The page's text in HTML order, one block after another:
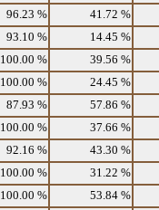
96.23 % 41.72 %
93.10 % 14.45 %
100.00 % 39.56 %
100.00 % 24.45 %
87.93 % 57.86 %
100.00 % 37.66 %
92.16 % 43.30 %
100.00 % 31.22 %
100.00 % 53.84 %